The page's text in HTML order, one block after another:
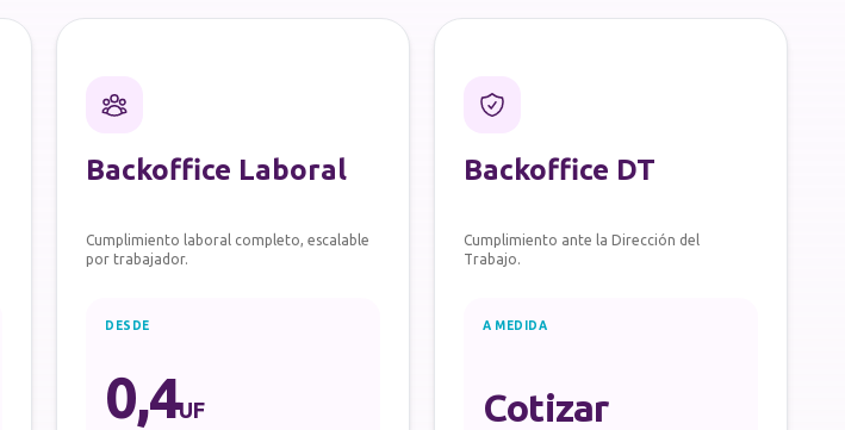
Backoffice Laboral
Cumplimiento laboral completo, escalable
por trabajador.
DESDE
0,4UF
Backoffice DT
Cumplimiento ante la Dirección del
Trabajo.
A MEDIDA
Cotizar